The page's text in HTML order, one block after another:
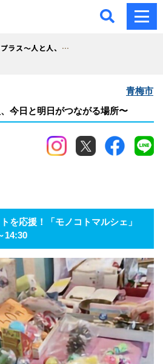
レ -東京・西多摩の
人、今日と明日がつながる場所〜
今日と明日がつながる場所〜
青梅市
を応援！「モノコトマルシェ」
14:30